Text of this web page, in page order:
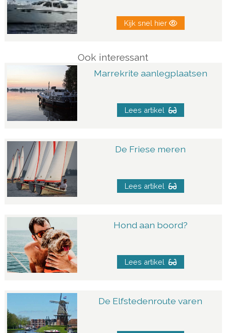
Kijk snel hier
Ook interessant
Marrekrite aanlegplaatsen
Lees artikel
De Friese meren
Lees artikel
Hond aan boord?
Lees artikel
De Elfstedenroute varen